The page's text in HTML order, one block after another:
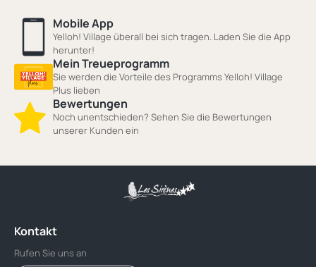
Mobile App
Yelloh! Village überall bei sich tragen. Laden Sie die App
herunter!
Mein Treueprogramm
Sie werden die Vorteile des Programms Yelloh! Village
Plus lieben
Bewertungen
Noch unentschieden? Sehen Sie die Bewertungen
unserer Kunden ein
Kontakt
Rufen Sie uns an